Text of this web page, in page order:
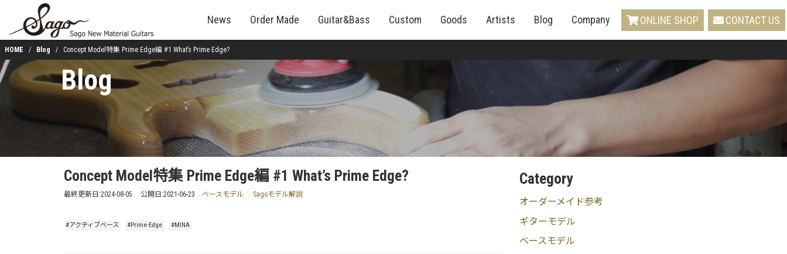
News Order Made Guitar&Bass Custom Goods Artists Blog Company ONLINE SHOP CONTACT US
HOME Blog Concept Model特集 Prime Edge編 #1 What’s Prime Edge?
Blog
Concept Model特集 Prime Edge編 #1 What’s Prime Edge?
最終更新日:2024-08-05 公開日:2021-06-23 ベースモデル Sagoモデル解説
#アクティブベース #Prime-Edge #MINA
Category
オーダーメイド参考
ギターモデル
ベースモデル